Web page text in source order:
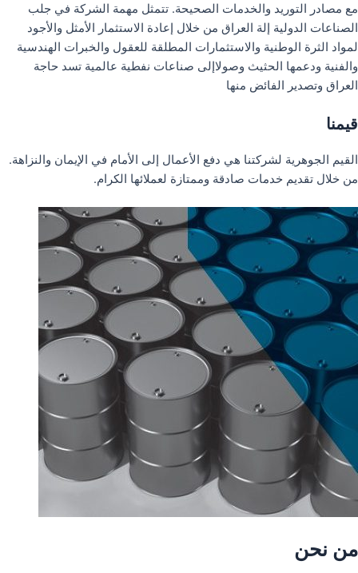
مع مصادر التوريد والخدمات الصحيحة. تتمثل مهمة الشركة في جلب
الصناعات الدولية إلة العراق من خلال إعادة الاستثمار الأمثل والأجود
لمواد الثرة الوطنية والاستثمارات المطلقة للعقول والخبرات الهندسية
والفنية ودعمها الحثيث وصولاإلى صناعات نفطية عالمية تسد حاجة
العراق وتصدير الفائض منها
قيمنا
القيم الجوهرية لشركتنا هي دفع الأعمال إلى الأمام في الإيمان والنزاهة.
من خلال تقديم خدمات صادقة وممتازة لعملائها الكرام.
من نحن